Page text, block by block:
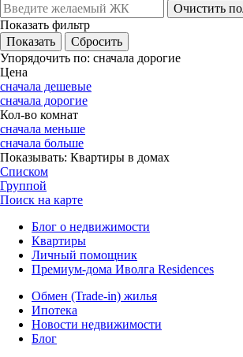
Очистить
Показать фильтр
Упорядочить по: сначала дорогие
Цена
сначала дешевые
сначала дорогие
Кол-во комнат
сначала меньше
сначала больше
Показывать: Квартиры в домах
Списком
Группой
Поиск на карте
Блог о недвижимости
Квартиры
Личный помощник
Премиум-дома Иволга Residences
Обмен (Trade-in) жилья
Ипотека
Новости недвижимости
Блог